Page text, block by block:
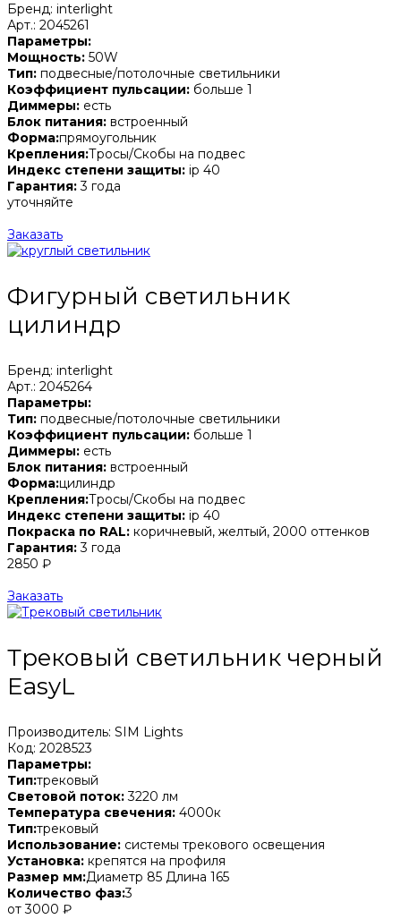
Бренд: interlight
Арт.: 2045261
Параметры:
Мощность: 50W
Тип: подвесные/потолочные светильники
Коэффициент пульсации: больше 1
Диммеры: есть
Блок питания: встроенный
Форма:прямоугольник
Крепления:Тросы/Скобы на подвес
Индекс степени защиты: ip 40
Гарантия:3 года
уточняйте
Заказать
Фигурный светильник
цилиндр
Бренд: interlight
Арт.: 2045264
Параметры:
Тип: подвесные/потолочные светильники
Коэффициент пульсации: больше 1
Диммеры: есть
Блок питания: встроенный
Форма:цилиндр
Крепления:Тросы/Скобы на подвес
Индекс степени защиты: ip 40
Покраска по RAL: коричневый, желтый, 2000 оттенков
Гарантия:3 года
2850 ₽
Заказать
Трековый светильник черный
EasyL
Производитель: SIM Lights
Код: 2028523
Параметры:
Тип:трековый
Световой поток:3220 лм
Температура свечения: 4000к
Тип:трековый
Использование: системы трекового освещения
Установка: крепятся на профиля
Размер мм:Диаметр 85 Длина 165
Количество фаз:3
от 3000 ₽